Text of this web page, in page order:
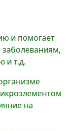
и помогает
и т.д.
на